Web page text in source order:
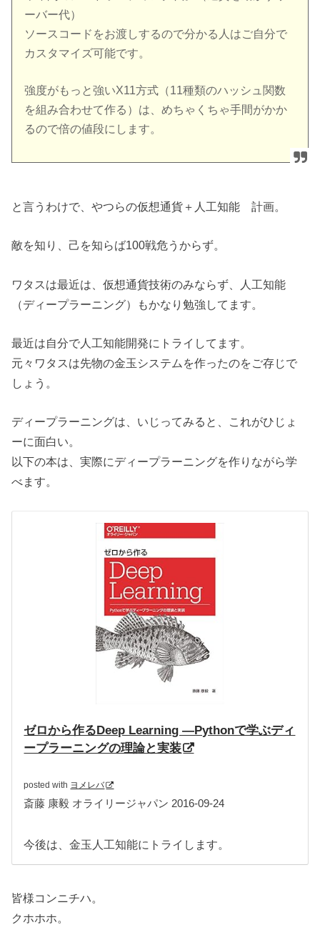
ーバー代）
ソースコードをお渡しするので分かる人はご自分で
カスタマイズ可能です。
強度がもっと強いX11方式（11種類のハッシュ関数
を組み合わせて作る）は、めちゃくちゃ手間がかか
るので倍の値段にします。
と言うわけで、やつらの仮想通貨＋人工知能 計画。
敵を知り、己を知らば100戦危うからず。
ワタスは最近は、仮想通貨技術のみならず、人工知能
（ディープラーニング）もかなり勉強してます。
最近は自分で人工知能開発にトライしてます。
元々ワタスは先物の金玉システムを作ったのをご存じで
しょう。
ディープラーニングは、いじってみると、これがひじょ
ーに面白い。
以下の本は、実際にディープラーニングを作りながら学
べます。
ゼロから作るDeep Learning ―Pythonで学ぶディ
ープラーニングの理論と実装
posted with ヨメレバ
斎藤 康毅 オライリージャパン 2016-09-24
今後は、金玉人工知能にトライします。
皆様コンニチハ。
クホホホ。